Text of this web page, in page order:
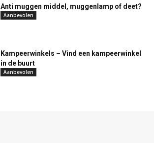
Anti muggen middel, muggenlamp of deet?
Aanbevolen
Kampeerwinkels – Vind een kampeerwinkel
in de buurt
Aanbevolen